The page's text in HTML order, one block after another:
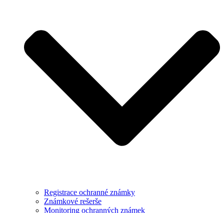
Registrace ochranné známky
Známkové rešerše
Monitoring ochranných známek